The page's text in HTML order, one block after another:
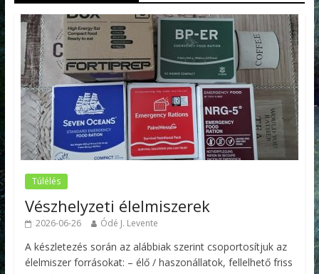
Túlélés
Vészhelyzeti élelmiszerek
2026-06-26 Ódé J. Levente
A készletezés során az alábbiak szerint csoportosítjuk az
élelmiszer forrásokat: – élő / haszonállatok, fellelhető friss